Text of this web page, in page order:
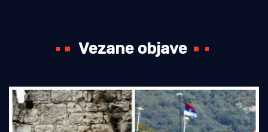
Vezane objave